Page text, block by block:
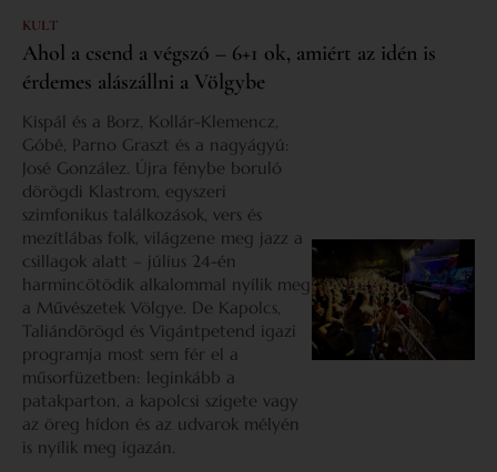
KULT
Ahol a csend a végszó – 6+1 ok, amiért az idén is
érdemes alászállni a Völgybe
Kispál és a Borz, Kollár-Klemencz,
Góbé, Parno Graszt és a nagyágyú:
José González. Újra fénybe boruló
dörögdi Klastrom, egyszeri
szimfonikus találkozások, vers és
mezítlábas folk, világzene meg jazz a
csillagok alatt – július 24-én
harmincötödik alkalommal nyílik meg
a Művészetek Völgye. De Kapolcs,
Taliándörögd és Vigántpetend igazi
programja most sem fér el a
műsorfüzetben: leginkább a
patakparton, a kapolcsi szigete vagy
az öreg hídon és az udvarok mélyén
is nyílik meg igazán.